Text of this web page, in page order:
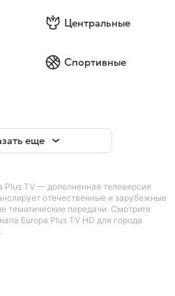
Центральные
Спортивные
еще
Plus TV — дополненная телеверсия
отечественные и зарубежные
тематические передачи. Смотрите
Europa Plus TV HD для города